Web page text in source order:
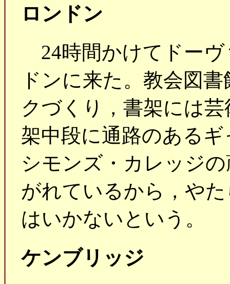
ロンドン
24時間かけてドーヴ
ドンに来た。教会図
クづくり，書架には
架中段に通路のある
シモンズ・カレッジ
がれているから，や
はいかないという。
ケンブリッジ